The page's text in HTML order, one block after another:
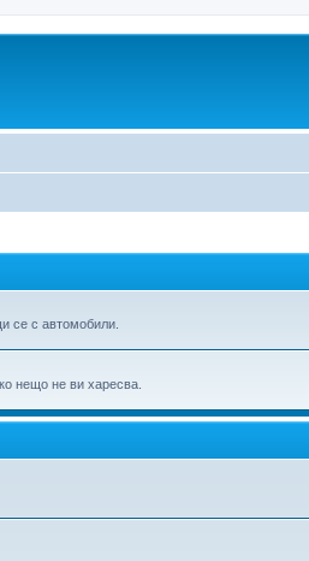
се с автомобили.
нещо не ви харесва.